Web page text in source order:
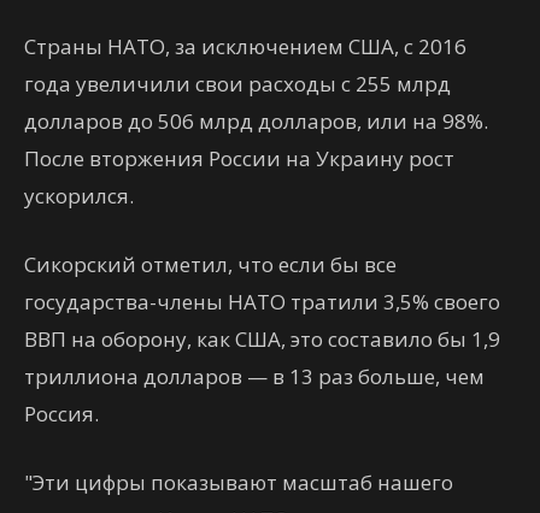
Страны НАТО, за исключением США, с 2016
года увеличили свои расходы с 255 млрд
долларов до 506 млрд долларов, или на 98%.
После вторжения России на Украину рост
ускорился.
Сикорский отметил, что если бы все
государства-члены НАТО тратили 3,5% своего
ВВП на оборону, как США, это составило бы 1,9
триллиона долларов — в 13 раз больше, чем
Россия.
"Эти цифры показывают масштаб нашего